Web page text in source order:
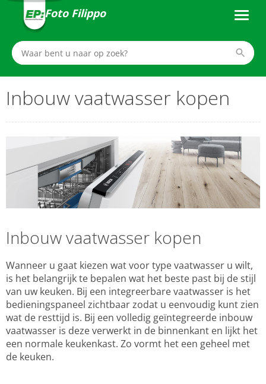
Foto Filippo
Inbouw vaatwasser kopen
Inbouw vaatwasser kopen
Wanneer u gaat kiezen wat voor type vaatwasser u wilt,
is het belangrijk te bepalen wat het beste past bij de stijl
van uw keuken. Bij een integreerbare vaatwasser is het
bedieningspaneel zichtbaar zodat u eenvoudig kunt zien
wat de resttijd is. Bij een volledig geïntegreerde inbouw
vaatwasser is deze verwerkt in de binnenkant en lijkt het
een normale keukenkast. Zo vormt het een geheel met
de keuken.